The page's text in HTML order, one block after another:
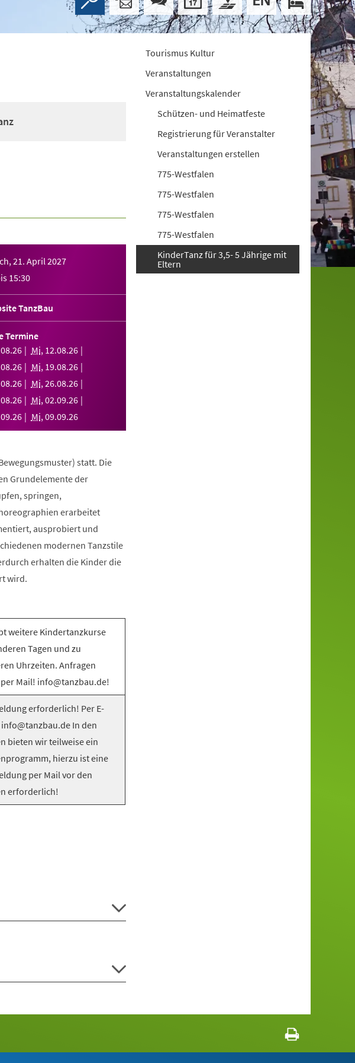
21. April 2027
15:30
TanzBau
Termine
08.26 Mi, 12.08.26
08.26 Mi, 19.08.26
08.26 Mi,26.08.26
08.26 Mi,02.09.26
09.26 Mi,09.09.26
statt. Die
Grundelemente der
springen,
erarbeitet
ausprobiert und
modernen Tanzstile
erhalten die Kinder die
wird.
weitere Kindertanzkurse
Tagen und zu
Uhrzeiten. Anfragen
Mail! info@tanzbau.de!
erforderlich! Per E-
In den
bieten wir teilweise ein
hierzu ist eine
per Mail vor den
erforderlich!
Tourismus Kultur
Veranstaltungen
Veranstaltungskalender
Schützen- und Heimatfeste
Registrierung für Veranstalter
Veranstaltungen erstellen
775-Westfalen
775-Westfalen
775-Westfalen
775-Westfalen
KinderTanz für 3,5- 5 Jährige mit
Eltern